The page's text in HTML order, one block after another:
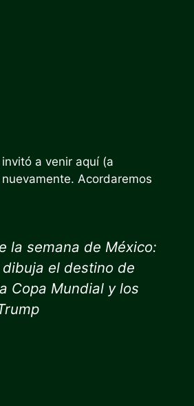
a venir aquí (a
Acordaremos
la semana de México:
el destino de
Copa Mundial y los